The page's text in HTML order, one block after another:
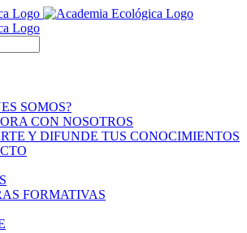
SOMOS?
CON NOSOTROS
Y DIFUNDE TUS CONOCIMIENTOS
FORMATIVAS